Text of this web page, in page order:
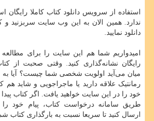
استفاده از سرویس دانلود کتاب کاملا
ندارد. همین الان به این وب سایت سربزنید و
دانلود نمایید.
امیدواریم شما هم این سایت را برای مطالعه
رایگان نشانه‌گذاری کنید. وقتی صحبت از
میان می‌آید اولویت شخصی شما چیست؟ آیا
رمانتیک علاقه دارید یا ماجراجویی و شاید هم
خود را در این سایت خواهید یافت. اگر کتاب پیدا
طریق سامانه درخواست کتاب، پیام خود
ارسال کنید تا سریعا نسبت به بارگذاری کتاب